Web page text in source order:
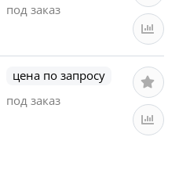
под заказ
цена по запросу
под заказ